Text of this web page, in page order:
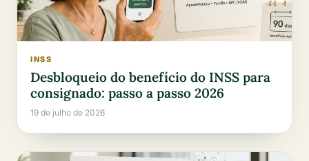
INSS
Desbloqueio do benefício do INSS para
consignado: passo a passo 2026
19 de julho de 2026